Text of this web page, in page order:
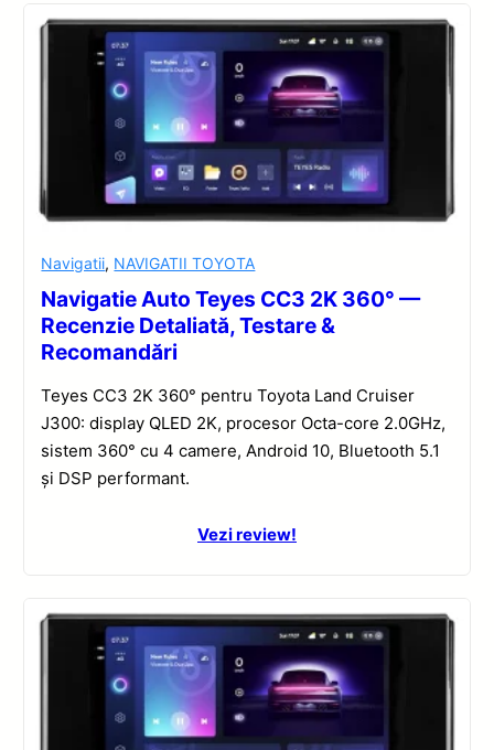
Navigatii, NAVIGATII TOYOTA
Navigatie Auto Teyes CC3 2K 360° —
Recenzie Detaliată, Testare &
Recomandări
Teyes CC3 2K 360° pentru Toyota Land Cruiser
J300: display QLED 2K, procesor Octa-core 2.0GHz,
sistem 360° cu 4 camere, Android 10, Bluetooth 5.1
și DSP performant.
Vezi review!